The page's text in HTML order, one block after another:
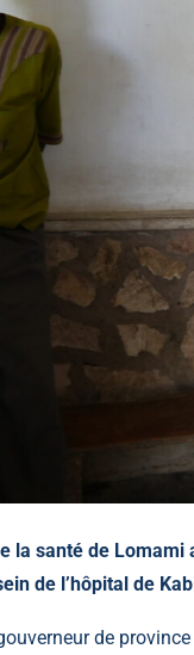
la santé de
de l’hôpital de
de